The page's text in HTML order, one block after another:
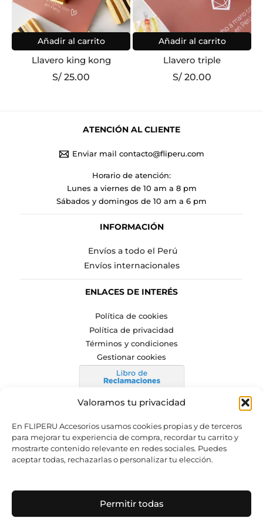
Valoramos tu privacidad
En FLIPERU Accesorios usamos cookies propias y de terceros
para mejorar tu experiencia de compra, recordar tu carrito y
mostrarte contenido relevante en redes sociales. Puedes
aceptar todas, rechazarlas o personalizar tu elección.
Permitir todas
Añadir al carrito
Llavero king kong
S/ 25.00
Añadir al carrito
Llavero triple
S/ 20.00
ATENCIÓN AL CLIENTE
Enviar mail contacto@fliperu.com
Horario de atención:
Lunes a viernes de 10 am a 8 pm
Sábados y domingos de 10 am a 6 pm
INFORMACIÓN
Envíos a todo el Perú
Envíos internacionales
ENLACES DE INTERÉS
Política de cookies
Política de privacidad
Términos y condiciones
Gestionar cookies
SÍGUENOS